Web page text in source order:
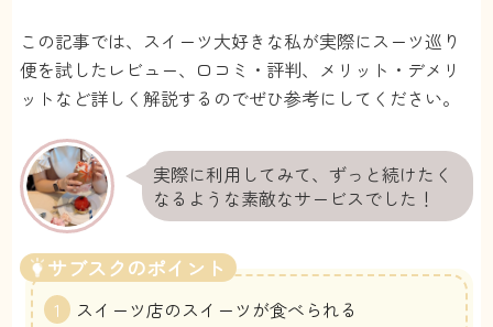
この記事では、スイーツ大好きな私が実際にスーツ巡り
便を試したレビュー、口コミ・評判、メリット・デメリ
ットなど詳しく解説するのでぜひ参考にしてください。
実際に利用してみて、ずっと続けたく
なるような素敵なサービスでした！
サブスクのポイント
スイーツ店のスイーツが食べられる